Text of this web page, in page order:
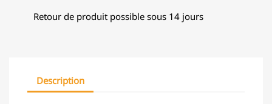
Retour de produit possible sous 14 jours
Description